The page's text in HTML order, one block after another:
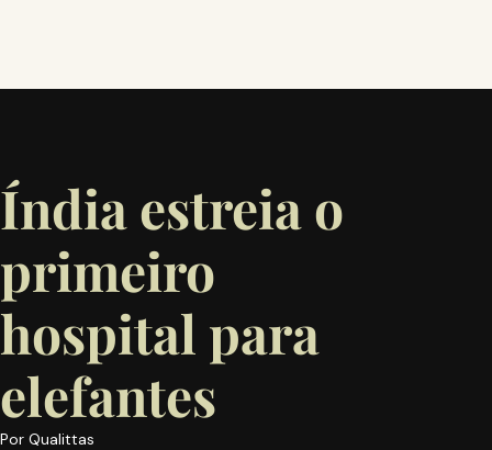
Índia estreia o
primeiro
hospital para
elefantes
Por Qualittas